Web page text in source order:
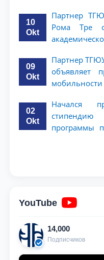
10
Okt
Партнер
Рома Тре
09
Okt
Партнер
объявляет
мобильности
02
Okt
Начался
программы
наукам в
YouTube
14,000
Подписчиков